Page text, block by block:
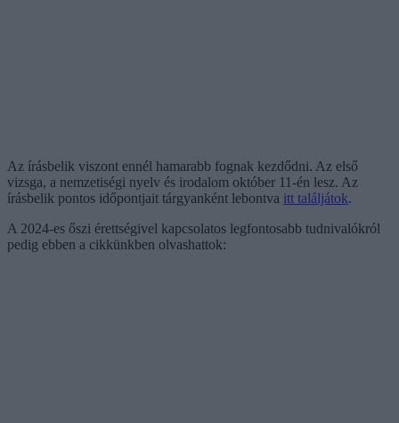
Az írásbelik viszont ennél hamarabb fognak kezdődni. Az első
vizsga, a nemzetiségi nyelv és irodalom október 11-én lesz. Az
írásbelik pontos időpontjait tárgyanként lebontva itt találjátok.
A 2024-es őszi érettségivel kapcsolatos legfontosabb tudnivalókról
pedig ebben a cikkünkben olvashattok: